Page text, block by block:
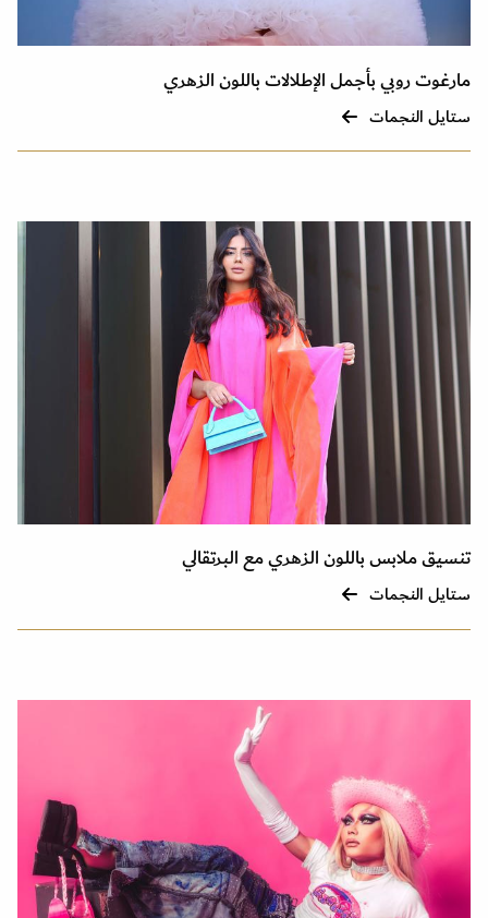
مارغوت روبي بأجمل الإطلالات باللون الزهري
ستايل النجمات
تنسيق ملابس باللون الزهري مع البرتقالي
ستايل النجمات